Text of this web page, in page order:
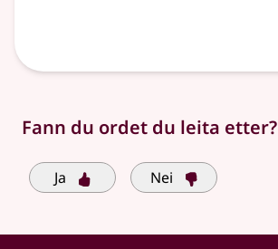
Fann du ordet du leita etter?
Ja Nei